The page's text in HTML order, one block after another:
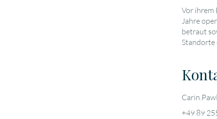
Vor ihrem
Jahre
betraut
Standorte
+49 89